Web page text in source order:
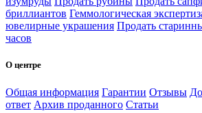
бриллиантов Геммологическая
ювелирные украшения Продать
часов
О центре
Общая информация Гарантии Отзывы
ответ Архив проданного Статьи